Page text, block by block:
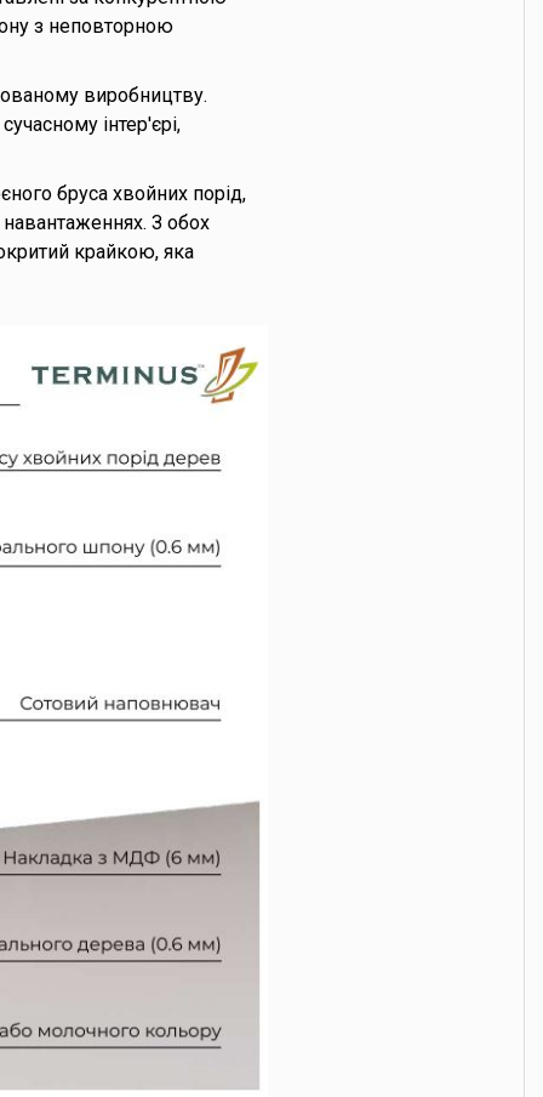
з неповторною
виробництву.
інтер'єрі,
бруса хвойних порід,
навантаженнях. З обох
крайкою, яка